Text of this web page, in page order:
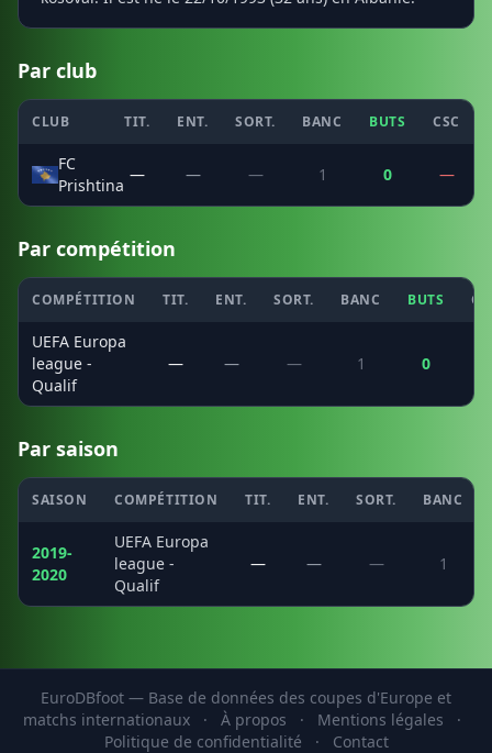
Par club
CLUB TIT. ENT. SORT. BANC BUTS CSC
FC
Prishtina
— — — 1 0 —
Par compétition
COMPÉTITION TIT. ENT. SORT. BANC BUTS
UEFA Europa
league -
Qualif
— — — 1 0
Par saison
SAISON COMPÉTITION TIT. ENT. SORT. BANC
2019-
2020
UEFA Europa
league -
Qualif
— — — 1
EuroDBfoot — Base de données des coupes d'Europe et
matchs internationaux
· À propos · Mentions légales
·
Politique de confidentialité
· Contact